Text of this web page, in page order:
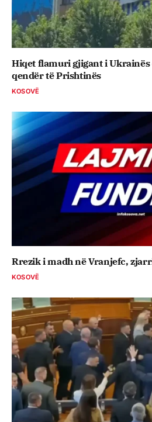
Hiqet flamuri gjigant i Ukrainës
qendër të Prishtinës
KOSOVË
Rrezik i madh në Vranjefc,
KOSOVË